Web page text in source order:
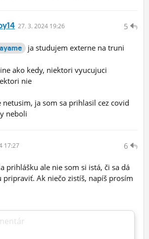
5
27. 3. 2024 19:26
ja studujem externe na truni
ako kedy, niektori vyucujuci
nie
ja som sa prihlasil cez covid
neboli
6
17:27
prihlášku ale nie som si istá, či sa dá
pripraviť. Ak niečo zistíš, napíš prosím